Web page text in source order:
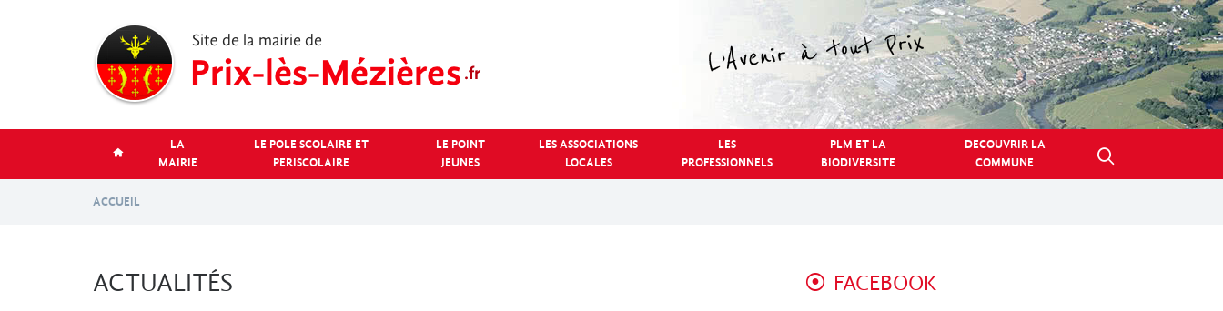
LA
MAIRIE
LE POLE SCOLAIRE ET
PERISCOLAIRE
LE POINT
JEUNES
LES ASSOCIATIONS
LOCALES
LES
PROFESSIONNELS
PLM ET LA
BIODIVERSITE
DECOUVRIR LA
COMMUNE
ACCUEIL
ACTUALITÉS FACEBOOK